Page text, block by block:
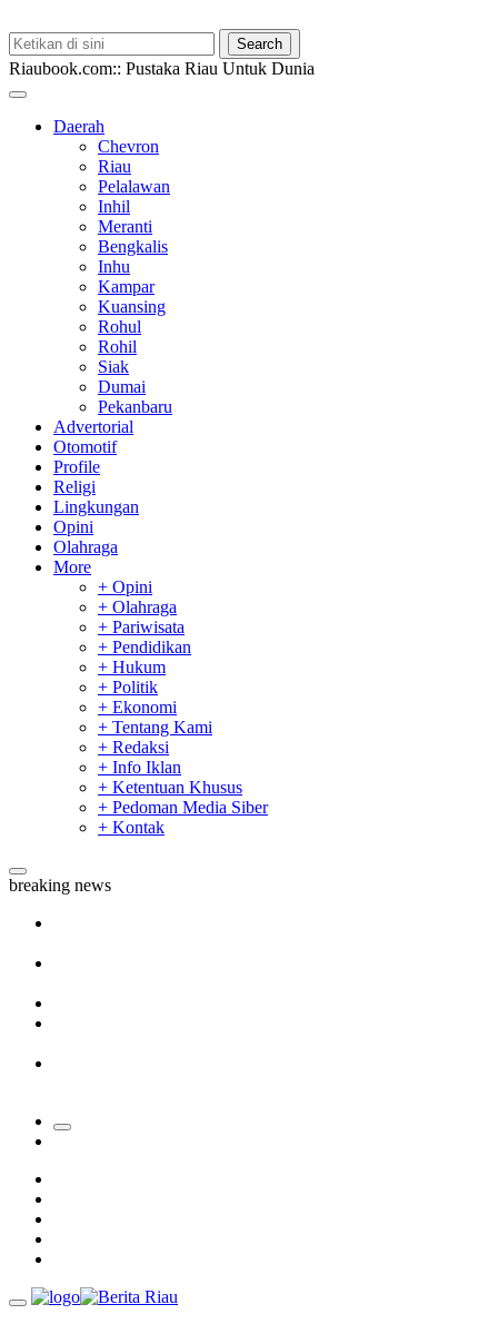
Riaubook.com:: Pustaka Riau Untuk Dunia
Daerah
Chevron
Riau
Pelalawan
Inhil
Meranti
Bengkalis
Inhu
Kampar
Kuansing
Rohul
Rohil
Siak
Dumai
Pekanbaru
Advertorial
Otomotif
Profile
Religi
Lingkungan
Opini
Olahraga
More
+ Opini
+ Olahraga
+ Pariwisata
+ Pendidikan
+ Hukum
+ Politik
+ Ekonomi
+ Tentang Kami
+ Redaksi
+ Info Iklan
+ Ketentuan Khusus
+ Pedoman Media Siber
+ Kontak
breaking news